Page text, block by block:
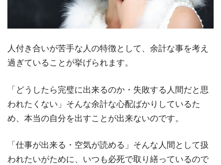
人付き合いが苦手な人の特徴として、余計な事を考え
過ぎていることが挙げられます。
「どうしたら完璧に出来るのか・失敗する人間だと思
われたくない」そんな余計な心配ばかりしているた
め、本当の自分を出すことが出来ないのです。
「仕事が出来る・空気が読める」そんな人間として扱
われたいがために、いつも必死で取り繕っているので